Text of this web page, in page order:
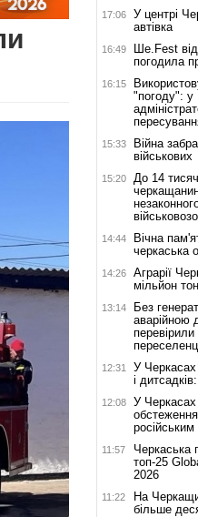
17:06
У центрі
автівка
16:49
Ше.Fest
погодила
16:15
"погоду": у
15:33
Війна
військових
15:20
До 14
14:44
Вічна
черкаська
14:26
Аграрії
мільйон
13:14
Без
аварійною
12:31
У Черкасах
і
12:08
У
російським
11:57
Черкаська
топ-25
2026
11:22
На
більше